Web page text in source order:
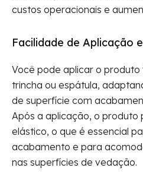
custos operacionais e
Facilidade de Aplicação
Você pode aplicar o
trincha ou espátula,
de superfície com
Após a aplicação, o produto
elástico, o que é essencial
acabamento e para
nas superfícies de vedação.